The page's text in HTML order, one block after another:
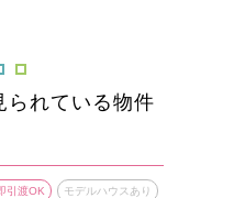
られている物件
引渡OK モデルハウスあり